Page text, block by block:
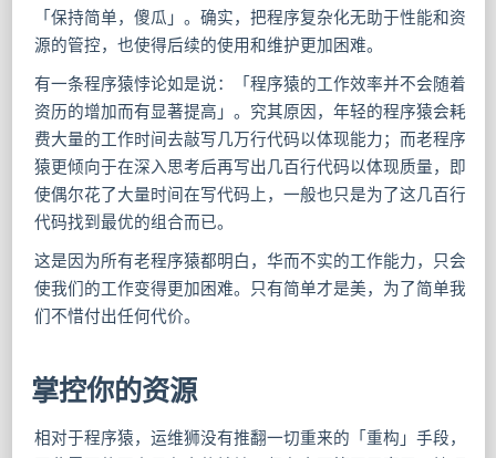
「保持简单，傻瓜」。确实，把程序复杂化无助于性能和资
源的管控，也使得后续的使用和维护更加困难。
有一条程序猿悖论如是说：「程序猿的工作效率并不会随着
资历的增加而有显著提高」。究其原因，年轻的程序猿会耗
费大量的工作时间去敲写几万行代码以体现能力；而老程序
猿更倾向于在深入思考后再写出几百行代码以体现质量，即
使偶尔花了大量时间在写代码上，一般也只是为了这几百行
代码找到最优的组合而已。
这是因为所有老程序猿都明白，华而不实的工作能力，只会
使我们的工作变得更加困难。只有简单才是美，为了简单我
们不惜付出任何代价。
掌控你的资源
相对于程序猿，运维狮没有推翻一切重来的「重构」手段，